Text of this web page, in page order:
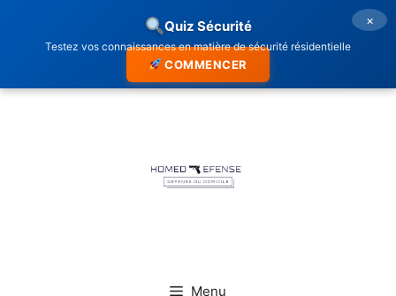
Quiz Sécurité
Testez vos connaissances en matière de sécurité résidentielle
COMMENCER
×
Aller
Menu